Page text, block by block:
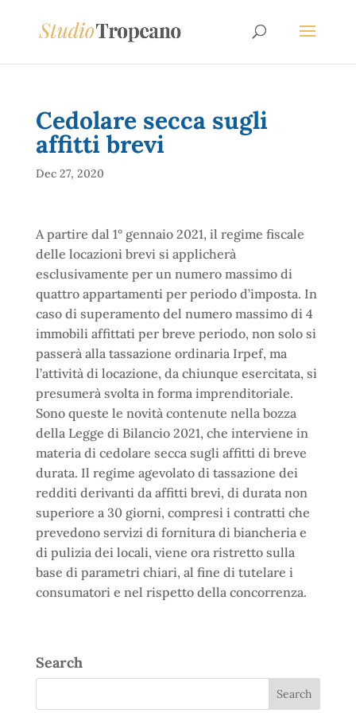
Cedolare secca sugli
affitti brevi
Dec 27, 2020
A partire dal 1° gennaio 2021, il regime fiscale
delle locazioni brevi si applicherà
esclusivamente per un numero massimo di
quattro appartamenti per periodo d’imposta. In
caso di superamento del numero massimo di 4
immobili affittati per breve periodo, non solo si
passerà alla tassazione ordinaria Irpef, ma
l’attività di locazione, da chiunque esercitata, si
presumerà svolta in forma imprenditoriale.
Sono queste le novità contenute nella bozza
della Legge di Bilancio 2021, che interviene in
materia di cedolare secca sugli affitti di breve
durata. Il regime agevolato di tassazione dei
redditi derivanti da affitti brevi, di durata non
superiore a 30 giorni, compresi i contratti che
prevedono servizi di fornitura di biancheria e
di pulizia dei locali, viene ora ristretto sulla
base di parametri chiari, al fine di tutelare i
consumatori e nel rispetto della concorrenza.
Search